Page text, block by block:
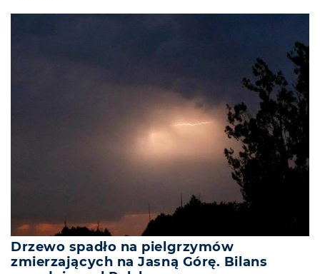
Drzewo spadło na pielgrzymów
zmierzających na Jasną Górę. Bilans